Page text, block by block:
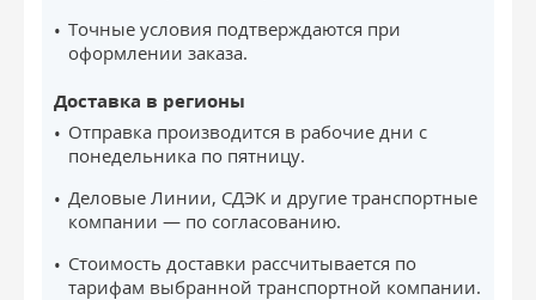
Точные условия подтверждаются при
оформлении заказа.
Доставка в регионы
Отправка производится в рабочие дни с
понедельника по пятницу.
Деловые Линии, СДЭК и другие транспортные
компании — по согласованию.
Стоимость доставки рассчитывается по
тарифам выбранной транспортной компании.